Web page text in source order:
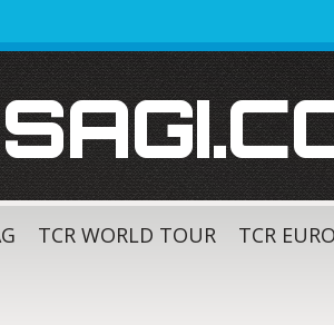
TCR WORLD TOUR TCR